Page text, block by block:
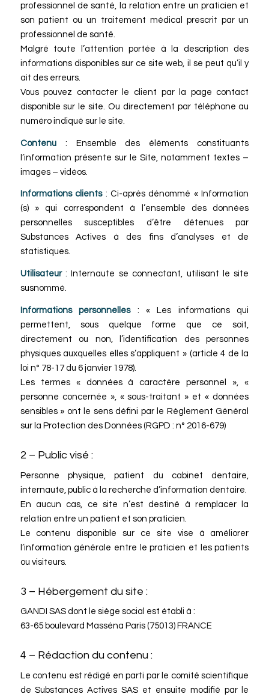
professionnel de santé, la relation entre un praticien et
son patient ou un traitement médical prescrit par un
professionnel de santé.
Malgré toute l’attention portée à la description des
informations disponibles sur ce site web, il se peut qu’il y
ait des erreurs.
Vous pouvez contacter le client par la page contact
disponible sur le site. Ou directement par téléphone au
numéro indiqué sur le site.
Contenu: Ensemble des éléments constituants
l’information présente sur le Site, notamment textes –
images – vidéos.
Informations clients: Ci-après dénommé « Information
(s) » qui correspondent à l’ensemble des données
personnelles susceptibles d’être détenues par
Substances Actives à des fins d’analyses et de
statistiques.
Utilisateur: Internaute se connectant, utilisant le site
susnommé.
Informations personnelles: « Les informations qui
permettent, sous quelque forme que ce soit,
directement ou non, l’identification des personnes
physiques auxquelles elles s’appliquent » (article 4 de la
loi n° 78-17 du 6 janvier 1978).
Les termes « données à caractère personnel », «
personne concernée », « sous-traitant » et « données
sensibles » ont le sens défini par le Règlement Général
sur la Protection des Données (RGPD : n° 2016-679)
2 – Public visé :
Personne physique, patient du cabinet dentaire,
internaute, public à la recherche d’information dentaire.
En aucun cas, ce site n’est destiné à remplacer la
relation entre un patient et son praticien.
Le contenu disponible sur ce site vise à améliorer
l’information générale entre le praticien et les patients
ou visiteurs.
3 – Hébergement du site :
GANDI SAS dont le siège social est établi à :
63-65 boulevard Masséna Paris (75013) FRANCE
4 – Rédaction du contenu :
Le contenu est rédigé en parti par le comité scientifique
de Substances Actives SAS et ensuite modifié par le